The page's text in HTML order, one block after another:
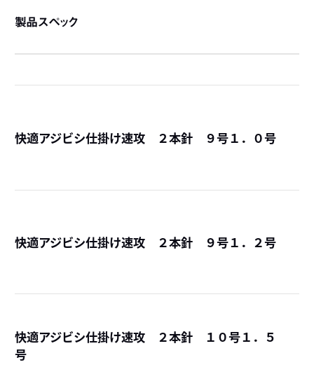
製品スペック
快適アジビシ仕掛け速攻 ２本針 ９号１．０号
快適アジビシ仕掛け速攻 ２本針 ９号１．２号
快適アジビシ仕掛け速攻 ２本針 １０号１．５
号